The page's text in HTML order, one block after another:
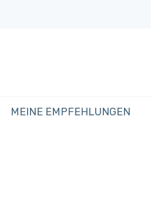
MEINE EMPFEHLUNGEN